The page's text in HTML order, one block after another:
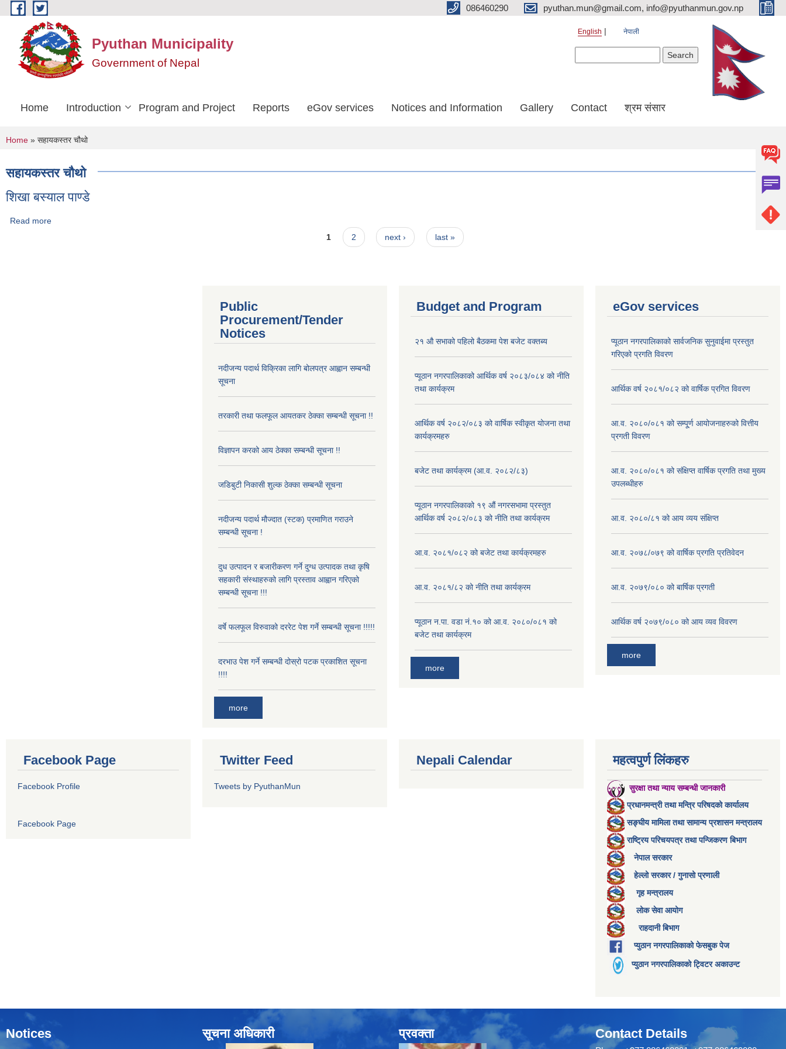
Skip to main content 086460290 pyuthan.mun@gmail.com, info@pyuthanmun.gov.np
Pyuthan Municipality
Government of Nepal
English नेपाली
Home Introduction Program and Project Reports eGov services Notices and Information Gallery Contact श्रम संसार
You are here
Home » सहायकस्तर चौथो
सहायकस्तर चौथो
शिखा बस्याल पाण्डे
Read more
1 2 next › last »
Public
Procurement/Tender
Notices
नदीजन्य पदार्थ विक्रिका लागि बोलपत्र आह्वान सम्बन्धी
सूचना
तरकारी तथा फलफूल आयतकर ठेक्का सम्बन्धी सूचना !!
विज्ञापन करको आय ठेक्का सम्बन्धी सूचना !!
जडिबुटी निकासी शुल्क ठेक्का सम्बन्धी सूचना
नदीजन्य पदार्थ मौज्दात (स्टक) प्रमाणित गराउने
सम्बन्धी सूचना !
दुध उत्पादन र बजारीकरण गर्ने दुग्ध उत्पादक तथा कृषि
सहकारी संस्थाहरुको लागि प्रस्ताव आह्वान गरिएको
सम्बन्धी सूचना !!!
वर्षे फलफूल विरुवाको दररेट पेश गर्ने सम्बन्धी सूचना !!!!!
दरभाउ पेश गर्ने सम्बन्धी दोस्रो पटक प्रकाशित सूचना
!!!!
more
Budget and Program
२१ औ सभाको पहिलो बैठकमा पेश बजेट वक्तब्य
प्यूठान नगरपालिकाको आर्थिक वर्ष २०८३/०८४ को नीति
तथा कार्यक्रम
आर्थिक वर्ष २०८२/०८३ को वार्षिक स्वीकृत योजना तथा
कार्यक्रमहरु
बजेट तथा कार्यक्रम (आ.व. २०८२/८३)
प्यूठान नगरपालिकाको १९ औं नगरसभामा प्रस्तुत
आर्थिक वर्ष २०८२/०८३ को नीति तथा कार्यक्रम
आ.व. २०८१/०८२ को बजेट तथा कार्यक्रमहरु
आ.व. २०८१/८२ को नीति तथा कार्यक्रम
प्यूठान न.पा. वडा नं.१० को आ.व. २०८०/०८१ को
बजेट तथा कार्यक्रम
more
eGov services
प्यूठान नगरपालिकाको सार्वजनिक सुनुवाईमा प्रस्तुत
गरिएको प्रगति विवरण
आर्थिक वर्ष २०८१/०८२ को वार्षिक प्रगित विवरण
आ.व. २०८०/०८१ को सम्पू्र्ण आयोजनाहरुको वित्तीय
प्रगती विवरण
आ.व. २०८०/०८१ को संक्षिप्त वार्षिक प्रगति तथा मुख्य
उपलब्धीहरु
आ.व. २०८०/८१ को आय व्यय संक्षिप्त
आ.व. २०७८/०७९ को वार्षिक प्रगति प्रतिवेदन
आ.व. २०७९/०८० को बार्षिक प्रगती
आर्थिक वर्ष २०७९/०८० को आय व्यव विवरण
more
Facebook Page
Facebook Profile
Facebook Page
Twitter Feed
Tweets by PyuthanMun
Nepali Calendar महत्वपुर्ण लिंकहरु
सुरक्षा तथा न्याय सम्बन्धी जानकारी
प्रधानमन्त्री तथा मन्त्रि परिषदको कार्यालय
सङ्घीय मामिला तथा सामान्य प्रशासन मन्त्रालय
राष्ट्रिय परिचयपत्र तथा पन्जिकरण बिभाग
नेपाल सरकार
हेल्लो सरकार / गुनासो प्रणाली
गृह मन्त्रालय
लोक सेवा आयोग
राहदानी बिभाग
प्युठान नगरपालिकाको फेसबुक पेज
प्युठान नगरपालिकाको ट्विटर अकाउन्ट
Notices सूचना अधिकारी प्रवक्ता Contact Details